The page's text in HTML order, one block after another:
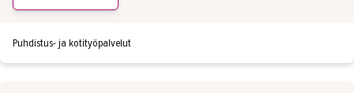
Puhdistus- ja kotityöpalvelut